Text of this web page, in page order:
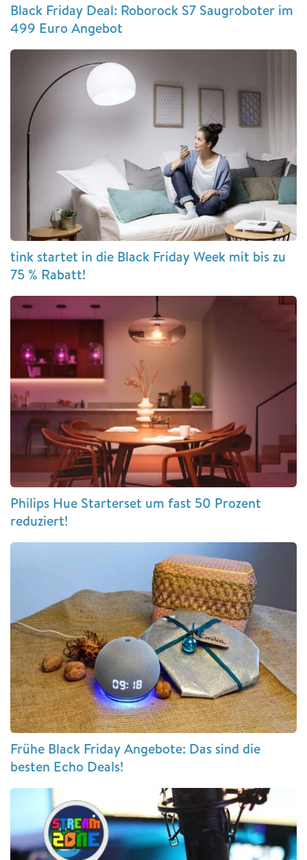
Black Friday Deal: Roborock S7 Saugroboter im
499 Euro Angebot
tink startet in die Black Friday Week mit bis zu
75 % Rabatt!
Philips Hue Starterset um fast 50 Prozent
reduziert!
Frühe Black Friday Angebote: Das sind die
besten Echo Deals!